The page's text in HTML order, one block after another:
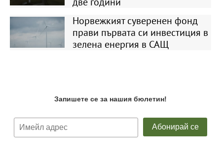
Норвежкият суверенен фонд
прави първата си инвестиция в
зелена енергия в САЩ